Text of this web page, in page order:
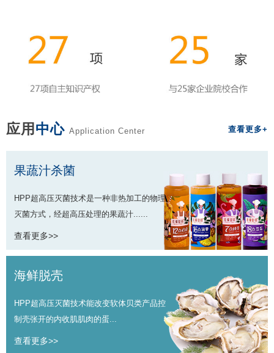
应用 中心 Application Center 查看更多+
果蔬汁杀菌
HPP超高压灭菌技术是一种非热加工的物理
灭菌方式，经超高压处理的果蔬汁......
查看更多>>
海鲜脱壳
HPP超高压灭菌技术能改变软体贝类产品控
制壳张开的内收肌肌肉的蛋...
查看更多>>